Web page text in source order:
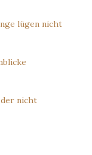
lügen nicht
nicht